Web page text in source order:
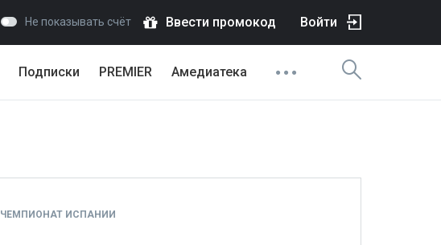
Не показывать счёт Ввести промокод Войти
Подписки PREMIER Амедиатека
ЧЕМПИОНАТ ИСПАНИИ